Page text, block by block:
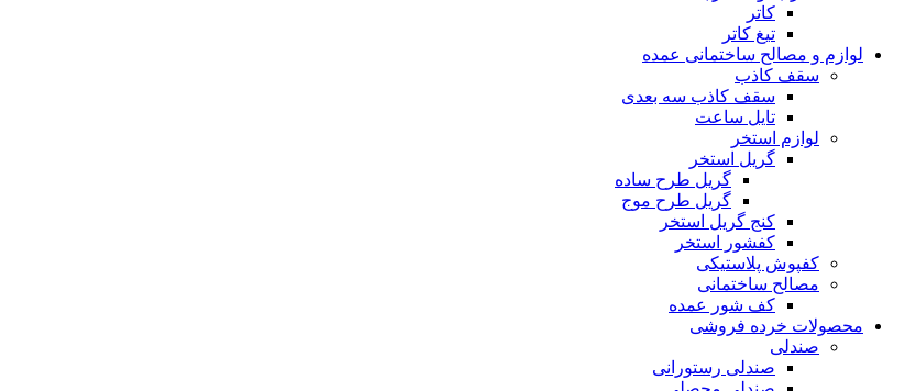
کاتر
تیغ کاتر
لوازم و مصالح ساختمانی عمده
سقف کاذب
سقف کاذب سه بعدی
تایل ساعت
لوازم استخر
گریل استخر
گریل طرح ساده
گریل طرح موج
کنج گریل استخر
کفشور استخر
کفپوش پلاستیکی
مصالح ساختمانی
کف شور عمده
محصولات خرده فروشی
صندلی
صندلی رستورانی